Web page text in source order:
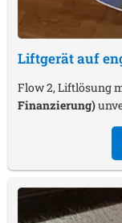
Liftgerät auf
Flow 2, Liftlösung
Finanzierung)